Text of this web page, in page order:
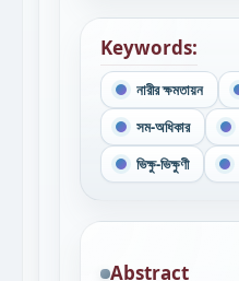
Keywords:
নারীর ক্ষমতায়ন
সম-অধিকার
ভিক্ষু-ভিক্ষুণী
Abstract